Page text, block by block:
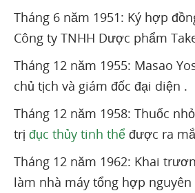
Tháng 6 năm 1951: Ký hợp
Công ty TNHH Dược phẩm
Tháng 12 năm 1955: Masao
chủ tịch và giám đốc đại diện .
Tháng 12 năm 1958: Thuốc
trị đục thủy tinh thể được ra
Tháng 12 năm 1962: Khai
làm nhà máy tổng hợp